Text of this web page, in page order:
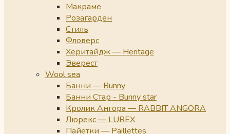
Макраме
Розагарден
Стиль
Фловерс
Херитайдж — Heritage
Эверест
Wool sea
Банни — Bunny
Банни Стар - Bunny star
Кролик Ангора — RABBIT ANGORA
Люрекс — LUREX
Пайетки — Paillettes